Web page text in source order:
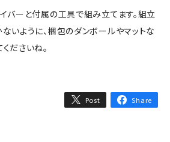
バーと付属の工具で組み立てます。組立
いように、梱包のダンボールやマットな
ださいね。
Post Share